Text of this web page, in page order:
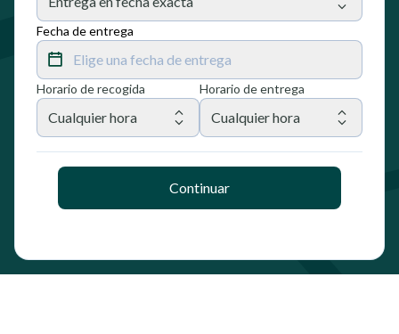
Fecha de entrega
Elige una fecha de entrega
Horario de recogida
Cualquier hora
Horario de entrega
Cualquier hora
Continuar